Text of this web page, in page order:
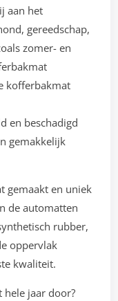
aan het
gereedschap,
zomer- en
kofferbakmat
en beschadigd
gemakkelijk
gemaakt en uniek
de automatten
rubber,
oppervlak
kwaliteit.
jaar door?